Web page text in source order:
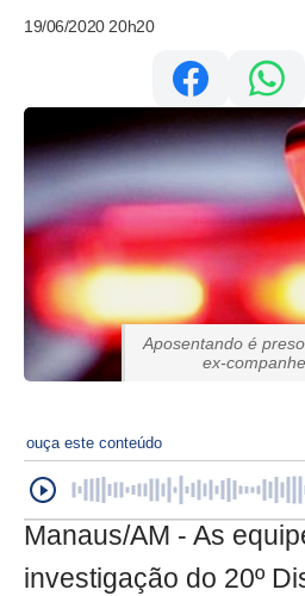
19/06/2020 20h20
Aposentando é
ex-
ouça este conteúdo
Manaus/AM - As
investigação do 20º